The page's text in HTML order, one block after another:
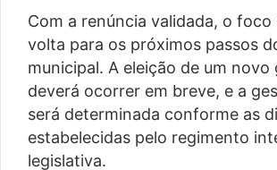
Com a renúncia validada, o foco
volta para os próximos passos
municipal. A eleição de um novo
deverá ocorrer em breve, e a
será determinada conforme as
estabelecidas pelo regimento
legislativa.